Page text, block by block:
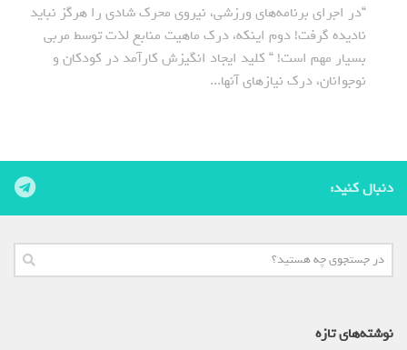
“در اجرای برنامه‌های ورزشی، نیروی محرک شادی را هرگز نباید
نادیده گرفت! دوم اینکه، درک ماهیت منابع لذت توسط مربی
بسیار مهم است! “ کلید ایجاد انگیزش کارآمد در کودکان و
نوجوانان، درک نیازهای آنها...
دنبال کنید:
نوشته‌های تازه